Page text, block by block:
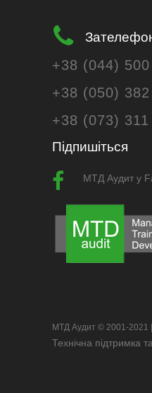
+38 (044)
+38 (050)
+38 (073)
Підпишіться
МТД Аудит у
МТД Аудит © 2001-2021 |
Технічна підтримка